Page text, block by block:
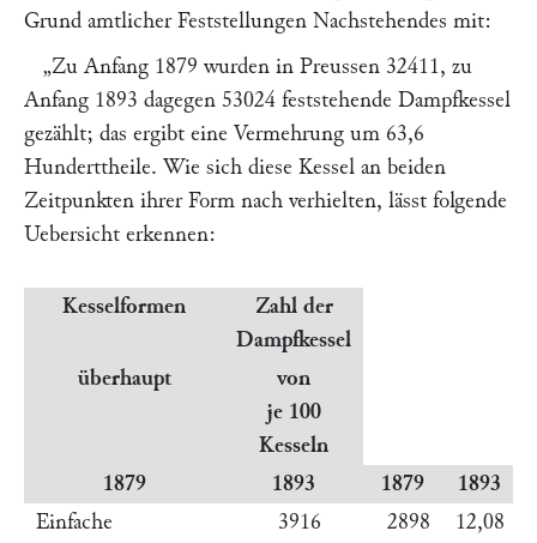
Grund amtlicher Feststellungen Nachstehendes mit:
„Zu Anfang 1879 wurden in Preussen 32411, zu
Anfang 1893 dagegen 53024 feststehende Dampfkessel
gezählt; das ergibt eine Vermehrung um 63,6
Hunderttheile. Wie sich diese Kessel an beiden
Zeitpunkten ihrer Form nach verhielten, lässt folgende
Uebersicht erkennen:
Kesselformen
Zahl der
Dampfkessel
überhaupt
von
je 100
Kesseln
1879
1893 1879
1893
Einfache
3916
2898
12,08